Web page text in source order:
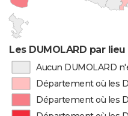
Les DUMOLARD par
Aucun DUMOLARD
Département où les
Département où les